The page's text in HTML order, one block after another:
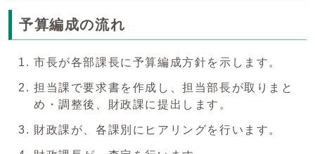
予算編成の流れ
市長が各部課長に予算編成方針を示します。
担当課で要求書を作成し、担当部長が取りまと
め・調整後、財政課に提出します。
財政課が、各課別にヒアリングを行います。